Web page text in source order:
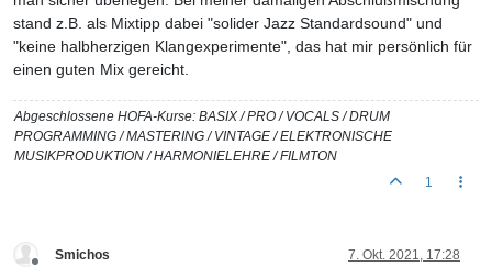
stand z.B. als Mixtipp dabei "solider Jazz Standardsound" und
"keine halbherzigen Klangexperimente", das hat mir persönlich für
einen guten Mix gereicht.
Abgeschlossene HOFA-Kurse: BASIX / PRO / VOCALS / DRUM
PROGRAMMING / MASTERING / VINTAGE / ELEKTRONISCHE
MUSIKPRODUKTION / HARMONIELEHRE / FILMTON
1
Smichos 7. Okt. 2021, 17:28